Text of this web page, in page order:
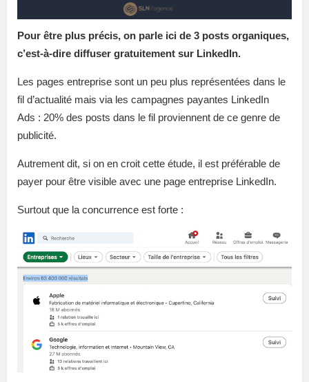
Pour être plus précis, on parle ici de 3 posts organiques,
c’est-à-dire diffuser gratuitement sur LinkedIn.
Les pages entreprise sont un peu plus représentées dans le
fil d’actualité mais via les campagnes payantes LinkedIn
Ads : 20% des posts dans le fil proviennent de ce genre de
publicité.
Autrement dit, si on en croit cette étude, il est préférable de
payer pour être visible avec une page entreprise LinkedIn.
Surtout que la concurrence est forte :